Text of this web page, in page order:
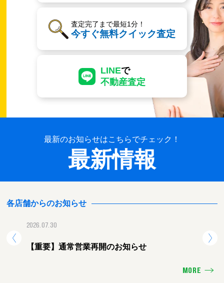
査定完了まで最短1分！
今すぐ無料クイック査定
LINEで
不動産査定
最新のお知らせはこちらでチェック！
最新情報
各店舗からのお知らせ
2026.07.30
【重要】通常営業再開のお知らせ
MORE